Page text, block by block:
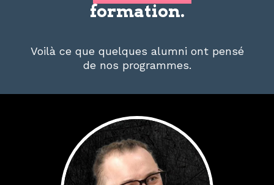
formation.
Voilà ce que quelques alumni ont pensé
de nos programmes.